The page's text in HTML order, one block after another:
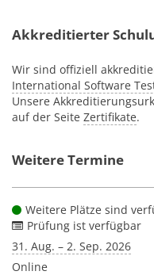
Akkreditierter
Wir sind offiziell
International Software
Unsere
auf der Seite Zertifikate.
Weitere Termine
Weitere Plätze sind
Prüfung ist verfügbar
31. Aug. – 2. Sep. 2026
Online